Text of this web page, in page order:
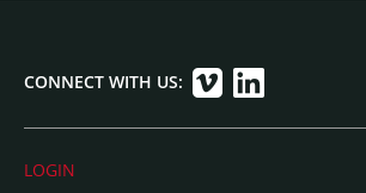
CONNECT WITH US:
LOGIN